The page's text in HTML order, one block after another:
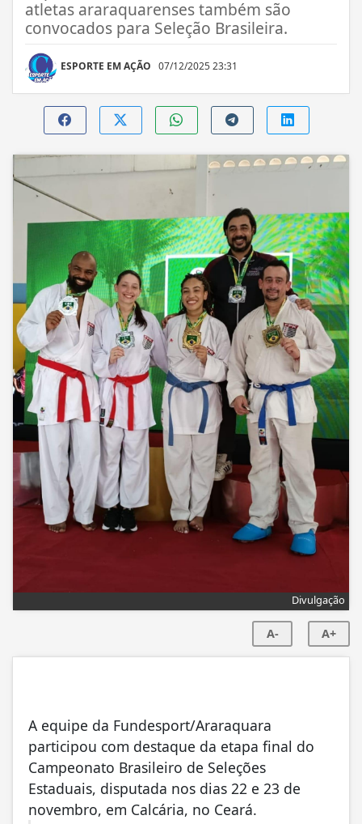
atletas araraquarenses também são
convocados para Seleção Brasileira.
ESPORTE EM AÇÃO 07/12/2025 23:31
Divulgação
A- A+
A equipe da Fundesport/Araraquara
participou com destaque da etapa final do
Campeonato Brasileiro de Seleções
Estaduais, disputada nos dias 22 e 23 de
novembro, em Calcária, no Ceará.